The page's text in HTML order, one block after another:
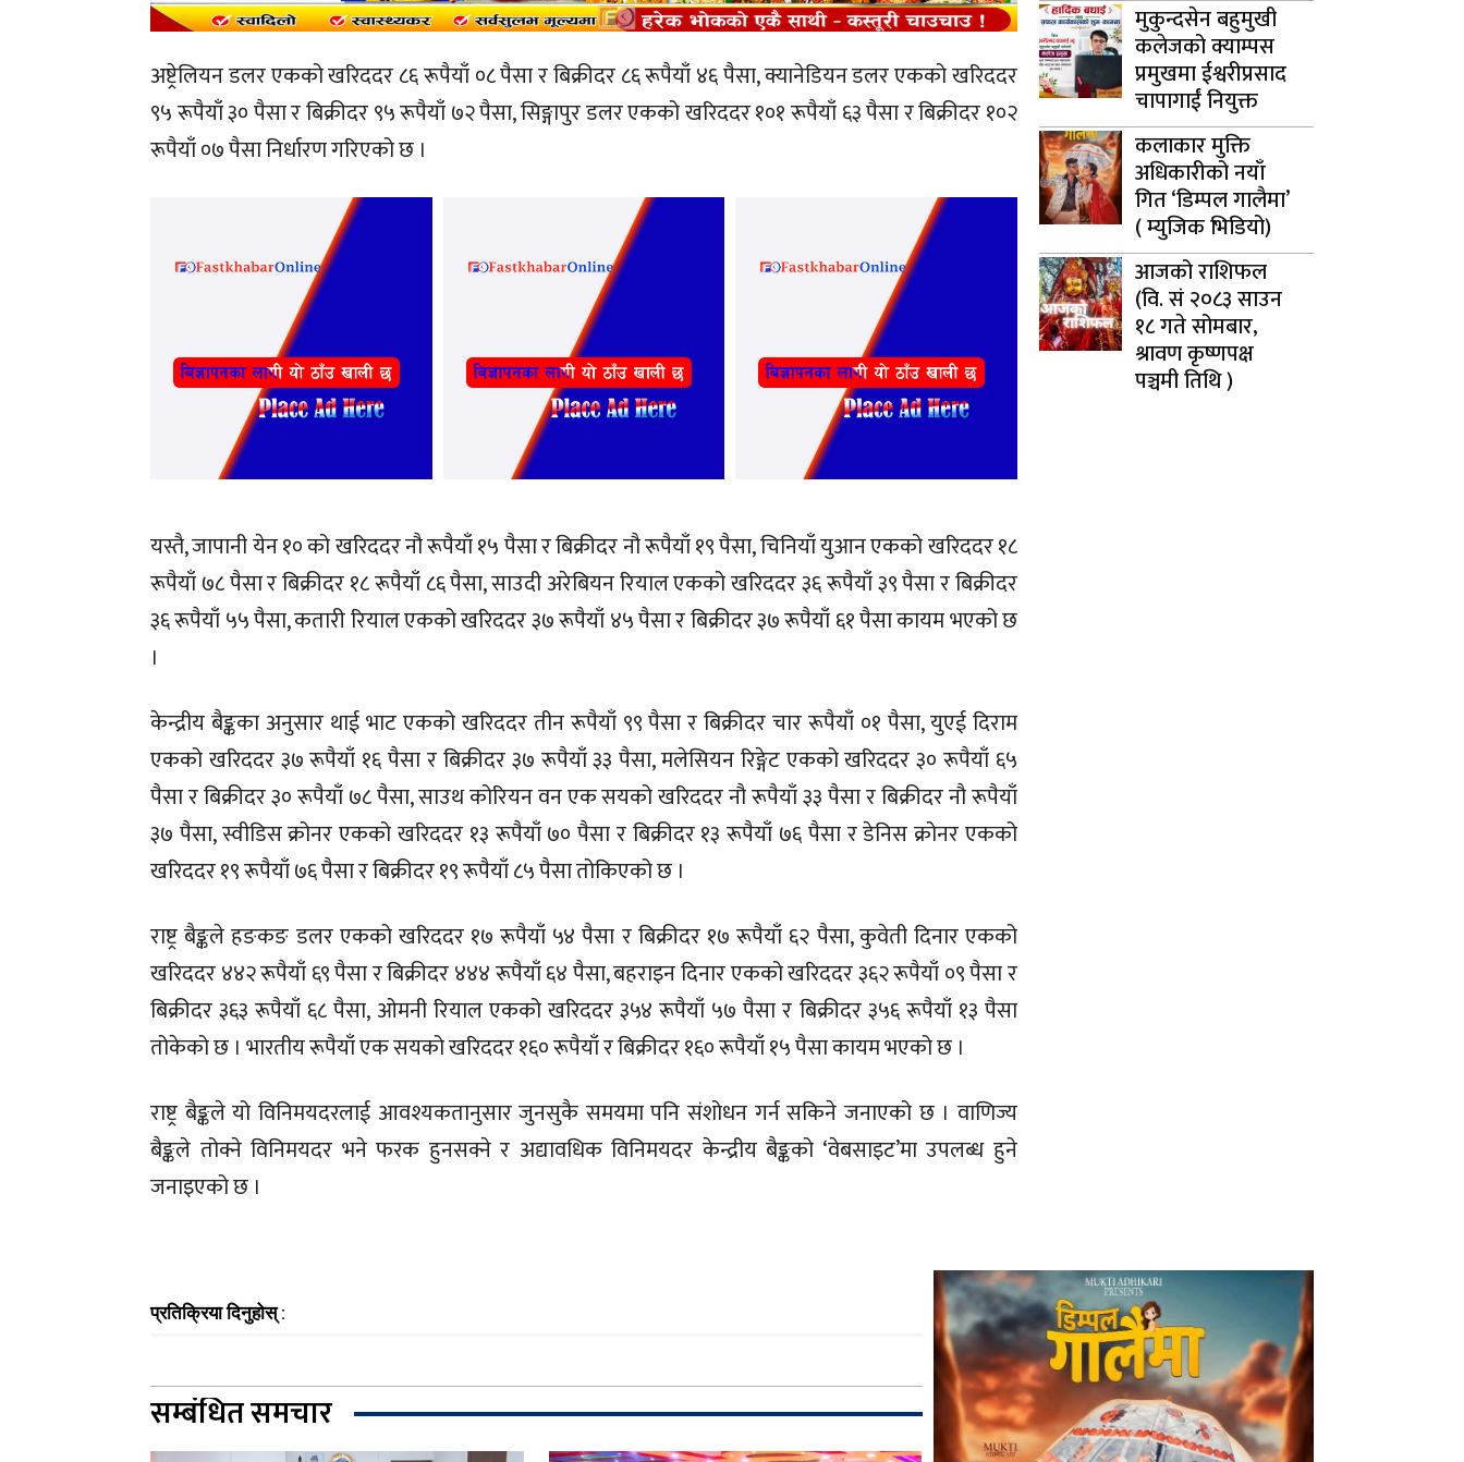
अष्ट्रेलियन डलर एकको खरिददर ८६ रूपैयाँ ०८ पैसा र बिक्रीदर ८६ रूपैयाँ ४६ पैसा, क्यानेडियन डलर एकको खरिददर
९५ रूपैयाँ ३० पैसा र बिक्रीदर ९५ रूपैयाँ ७२ पैसा, सिङ्गापुर डलर एकको खरिददर १०१ रूपैयाँ ६३ पैसा र बिक्रीदर १०२
रूपैयाँ ०७ पैसा निर्धारण गरिएको छ ।
यस्तै, जापानी येन १० को खरिददर नौ रूपैयाँ १५ पैसा र बिक्रीदर नौ रूपैयाँ १९ पैसा, चिनियाँ युआन एकको खरिददर १८
रूपैयाँ ७८ पैसा र बिक्रीदर १८ रूपैयाँ ८६ पैसा, साउदी अरेबियन रियाल एकको खरिददर ३६ रूपैयाँ ३९ पैसा र बिक्रीदर
३६ रूपैयाँ ५५ पैसा, कतारी रियाल एकको खरिददर ३७ रूपैयाँ ४५ पैसा र बिक्रीदर ३७ रूपैयाँ ६१ पैसा कायम भएको छ
।
केन्द्रीय बैङ्कका अनुसार थाई भाट एकको खरिददर तीन रूपैयाँ ९९ पैसा र बिक्रीदर चार रूपैयाँ ०१ पैसा, युएई दिराम
एकको खरिददर ३७ रूपैयाँ १६ पैसा र बिक्रीदर ३७ रूपैयाँ ३३ पैसा, मलेसियन रिङ्गेट एकको खरिददर ३० रूपैयाँ ६५
पैसा र बिक्रीदर ३० रूपैयाँ ७८ पैसा, साउथ कोरियन वन एक सयको खरिददर नौ रूपैयाँ ३३ पैसा र बिक्रीदर नौ रूपैयाँ
३७ पैसा, स्वीडिस क्रोनर एकको खरिददर १३ रूपैयाँ ७० पैसा र बिक्रीदर १३ रूपैयाँ ७६ पैसा र डेनिस क्रोनर एकको
खरिददर १९ रूपैयाँ ७६ पैसा र बिक्रीदर १९ रूपैयाँ ८५ पैसा तोकिएको छ ।
राष्ट्र बैङ्कले हङकङ डलर एकको खरिददर १७ रूपैयाँ ५४ पैसा र बिक्रीदर १७ रूपैयाँ ६२ पैसा, कुवेती दिनार एकको
खरिददर ४४२ रूपैयाँ ६९ पैसा र बिक्रीदर ४४४ रूपैयाँ ६४ पैसा, बहराइन दिनार एकको खरिददर ३६२ रूपैयाँ ०९ पैसा र
बिक्रीदर ३६३ रूपैयाँ ६८ पैसा, ओमनी रियाल एकको खरिददर ३५४ रूपैयाँ ५७ पैसा र बिक्रीदर ३५६ रूपैयाँ १३ पैसा
तोकेको छ । भारतीय रूपैयाँ एक सयको खरिददर १६० रूपैयाँ र बिक्रीदर १६० रूपैयाँ १५ पैसा कायम भएको छ ।
राष्ट्र बैङ्कले यो विनिमयदरलाई आवश्यकतानुसार जुनसुकै समयमा पनि संशोधन गर्न सकिने जनाएको छ । वाणिज्य
बैङ्कले तोक्ने विनिमयदर भने फरक हुनसक्ने र अद्यावधिक विनिमयदर केन्द्रीय बैङ्कको ‘वेबसाइट’मा उपलब्ध हुने
जनाइएको छ ।
मुकुन्दसेन बहुमुखी
कलेजको क्याम्पस
प्रमुखमा ईश्वरीप्रसाद
चापागाईं नियुक्त
कलाकार मुक्ति
अधिकारीको नयाँ
गित ‘डिम्पल गालैमा’
( म्युजिक भिडियो)
आजको राशिफल
(वि. सं २०८३ साउन
१८ गते सोमबार,
श्रावण कृष्णपक्ष
पञ्चमी तिथि )
प्रतिक्रिया दिनुहोस् :
सम्बंधित समचार